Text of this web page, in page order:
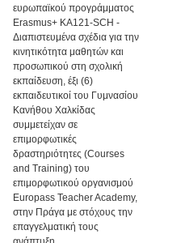
ευρωπαϊκού προγράμματος
Erasmus+ KA121-SCH -
Διαπιστευμένα σχέδια για την
κινητικότητα μαθητών και
προσωπικού στη σχολική
εκπαίδευση, έξι (6)
εκπαιδευτικοί του Γυμνασίου
Κανήθου Χαλκίδας
συμμετείχαν σε
επιμορφωτικές
δραστηριότητες (Courses
and Training) του
επιμορφωτικού οργανισμού
Europass Teacher Academy,
στην Πράγα με στόχους την
επαγγελματική τους